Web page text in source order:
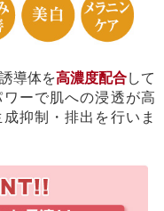
導体を高濃度配合して
ーで肌への浸透が高
抑制・排出を行いま